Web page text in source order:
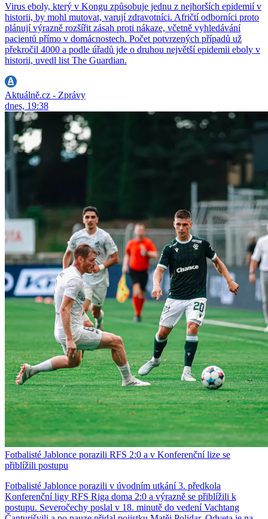
Virus eboly, který v Kongu způsobuje jednu z nejhorších epidemií v
historii, by mohl mutovat, varují zdravotníci. Afričtí odborníci proto
plánují výrazně rozšířit zásah proti nákaze, včetně vyhledávání
pacientů přímo v domácnostech. Počet potvrzených případů už
překročil 4000 a podle úřadů jde o druhou největší epidemii eboly v
historii, uvedl list The Guardian.
Aktuálně.cz - Zprávy
dnes, 19:38
Fotbalisté Jablonce porazili RFS 2:0 a v Konferenční lize se
přiblížili postupu
Fotbalisté Jablonce porazili v úvodním utkání 3. předkola
Konferenční ligy RFS Riga doma 2:0 a výrazně se přiblížili k
postupu. Severočechy poslal v 18. minutě do vedení Vachtang